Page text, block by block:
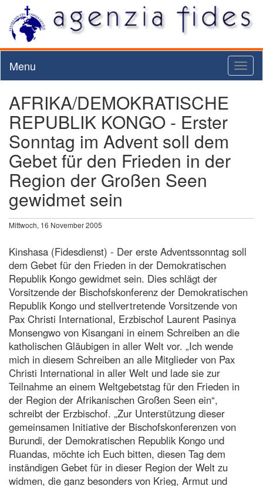
Menu
AFRIKA/DEMOKRATISCHE
REPUBLIK KONGO - Erster
Sonntag im Advent soll dem
Gebet für den Frieden in der
Region der Großen Seen
gewidmet sein
Mittwoch, 16 November 2005
Kinshasa (Fidesdienst) - Der erste Adventssonntag soll
dem Gebet für den Frieden in der Demokratischen
Republik Kongo gewidmet sein. Dies schlägt der
Vorsitzende der Bischofskonferenz der Demokratischen
Republik Kongo und stellvertretende Vorsitzende von
Pax Christi International, Erzbischof Laurent Pasinya
Monsengwo von Kisangani in einem Schreiben an die
katholischen Gläubigen in aller Welt vor. „Ich wende
mich in diesem Schreiben an alle Mitglieder von Pax
Christi International in aller Welt und lade sie zur
Teilnahme an einem Weltgebetstag für den Frieden in
der Region der Afrikanischen Großen Seen ein“,
schreibt der Erzbischof. „Zur Unterstützung dieser
gemeinsamen Initiative der Bischofskonferenzen von
Burundi, der Demokratischen Republik Kongo und
Ruandas, möchte ich Euch bitten, diesen Tag dem
inständigen Gebet für in dieser Region der Welt zu
widmen, die ganz besonders von Krieg, Armut und